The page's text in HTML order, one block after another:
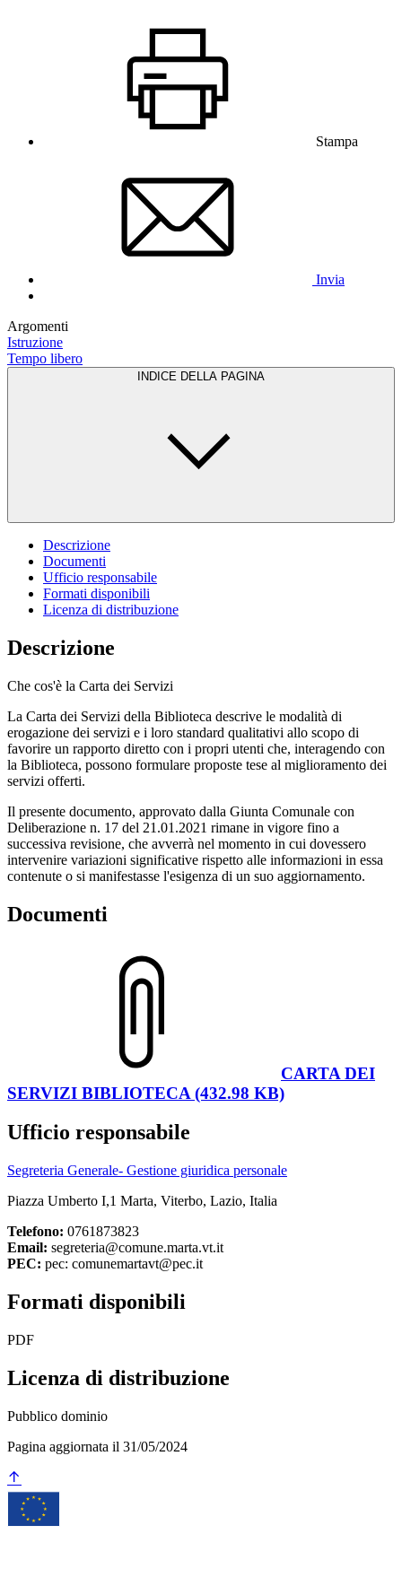
Stampa
Invia
Argomenti
Istruzione
Tempo libero
INDICE DELLA PAGINA
Descrizione
Documenti
Ufficio responsabile
Formati disponibili
Licenza di distribuzione
Descrizione
Che cos'è la Carta dei Servizi
La Carta dei Servizi della Biblioteca descrive le modalità di
erogazione dei servizi e i loro standard qualitativi allo scopo di
favorire un rapporto diretto con i propri utenti che, interagendo con
la Biblioteca, possono formulare proposte tese al miglioramento dei
servizi offerti.
Il presente documento, approvato dalla Giunta Comunale con
Deliberazione n. 17 del 21.01.2021 rimane in vigore fino a
successiva revisione, che avverrà nel momento in cui dovessero
intervenire variazioni significative rispetto alle informazioni in essa
contenute o si manifestasse l'esigenza di un suo aggiornamento.
Documenti
CARTA DEI
SERVIZI BIBLIOTECA (432.98 KB)
Ufficio responsabile
Segreteria Generale- Gestione giuridica personale
Piazza Umberto I,1 Marta, Viterbo, Lazio, Italia
Telefono: 0761873823
Email: segreteria@comune.marta.vt.it
PEC: pec: comunemartavt@pec.it
Formati disponibili
PDF
Licenza di distribuzione
Pubblico dominio
Pagina aggiornata il 31/05/2024